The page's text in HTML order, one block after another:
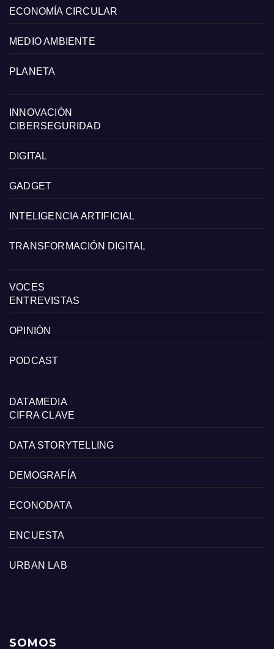
ECONOMÍA CIRCULAR
MEDIO AMBIENTE
PLANETA
INNOVACIÓN
CIBERSEGURIDAD
DIGITAL
GADGET
INTELIGENCIA ARTIFICIAL
TRANSFORMACIÓN DIGITAL
VOCES
ENTREVISTAS
OPINIÓN
PODCAST
DATAMEDIA
CIFRA CLAVE
DATA STORYTELLING
DEMOGRAFÍA
ECONODATA
ENCUESTA
URBAN LAB
SOMOS